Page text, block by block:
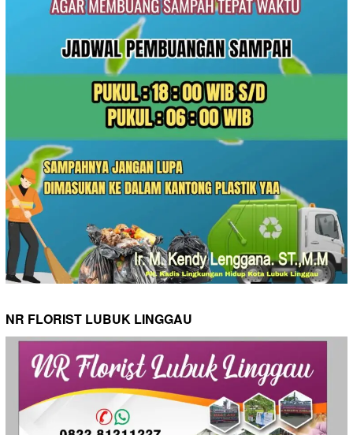
NR FLORIST LUBUK LINGGAU